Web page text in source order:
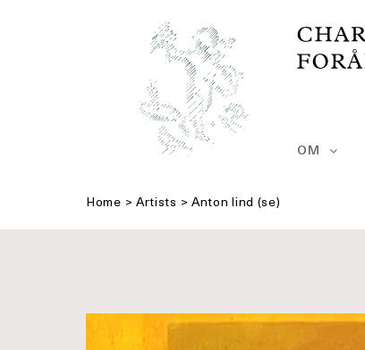
OM
Home > Artists > Anton lind (se)